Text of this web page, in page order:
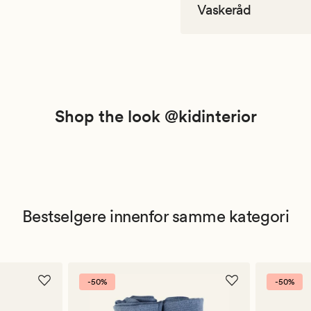
Vaskeråd
Shop the look @kidinterior
Bestselgere innenfor samme kategori
-50% -50%